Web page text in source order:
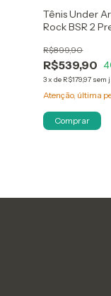
Tênis Under
Rock BSR 2
R$539,90
R$899,90
3xde R$179,97 sem
Atenção, última
Comprar